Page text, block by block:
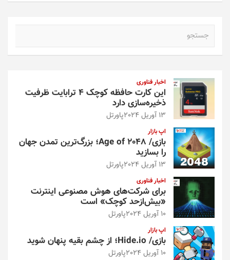
اخبار فناوری
این کارت حافظه کوچک ۴ ترابایت ظرفیت
ذخیره‌سازی دارد
13 آوریل 2024 پاورتل
اپ بازار
بازی/ Age of 2048؛ بزرگ‌ترین تمدن جهان
را بسازید
13 آوریل 2024 پاورتل
اخبار فناوری
برای شرکت‌های هوش مصنوعی اینترنت
«بیش‌از‌حد کوچک» است
10 آوریل 2024 پاورتل
اپ بازار
بازی/ Hide.io؛ از چشم بقیه پنهان شوید
10 آوریل 2024 پاورتل